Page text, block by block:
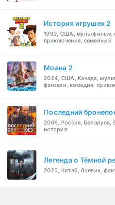
История игрушек 2
1999, США, мультфильм,
приключения, семейный
Моана 2
2024, США, Канада,
фэнтези, комедия,
Последний
2006, Россия, Беларусь,
история
Легенда о Тёмной
2025, Китай, боевик,